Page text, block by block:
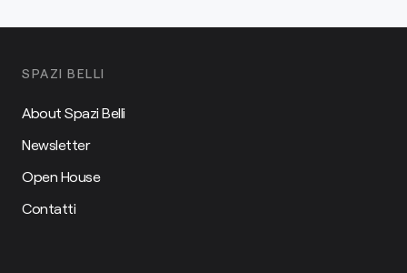
SPAZI BELLI
About Spazi Belli
Newsletter
Open House
Contatti